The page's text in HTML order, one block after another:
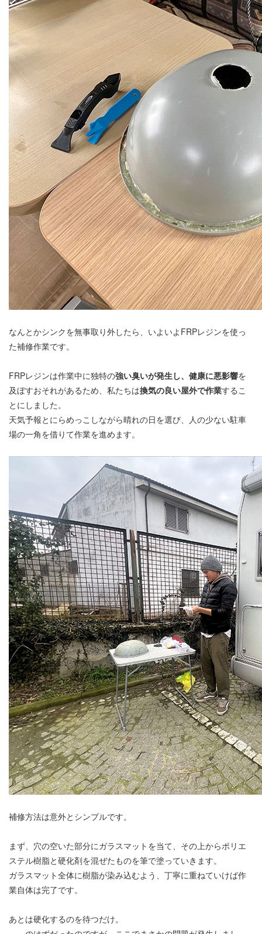
なんとかシンクを無事取り外したら、いよいよFRPレジンを使っ
た補修作業です。
FRPレジンは作業中に独特の強い臭いが発生し、健康に悪影響を
及ぼすおそれがあるため、私たちは換気の良い屋外で作業するこ
とにしました。
天気予報とにらめっこしながら晴れの日を選び、人の少ない駐車
場の一角を借りて作業を進めます。
補修方法は意外とシンプルです。
まず、穴の空いた部分にガラスマットを当て、その上からポリエ
ステル樹脂と硬化剤を混ぜたものを筆で塗っていきます。
ガラスマット全体に樹脂が染み込むよう、丁寧に重ねていけば作
業自体は完了です。
あとは硬化するのを待つだけ。